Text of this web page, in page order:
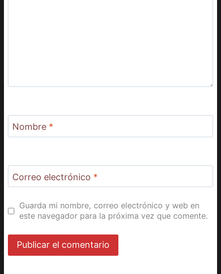
Nombre *
Correo electrónico *
Guarda mi nombre, correo electrónico y web en
este navegador para la próxima vez que comente.